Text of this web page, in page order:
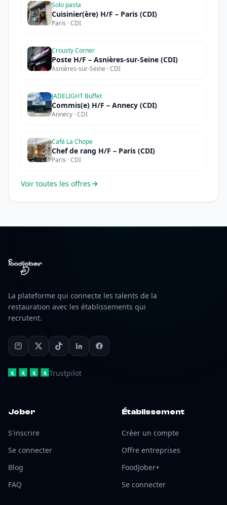
Solo pasta
Cuisinier(ère) H/F – Paris (CDI)
Paris · CDI
Crousty Corner
Poste H/F – Asnières-sur-Seine (CDI)
Asnières-sur-Seine · CDI
JADELIGHT Buffet
Commis(e) H/F – Annecy (CDI)
Annecy · CDI
Café La Chope
Chef de rang H/F – Paris (CDI)
Paris · CDI
Voir toutes les offres
La plateforme qui connecte les talents de la
restauration avec les établissements qui
recrutent.
Trustpilot
Jober
S'inscrire
Se connecter
Blog
FAQ
Établissement
Créer un compte
Offre entreprises
FoodJober+
Se connecter